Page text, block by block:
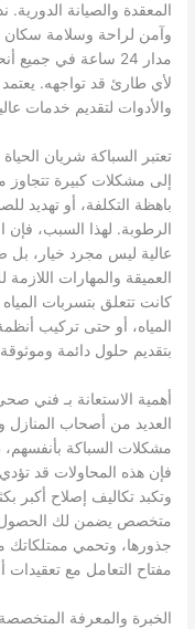
المعقدة والصيانة
وآمن لراحة وسلامة سكان
مدار 24 ساعة في جميع أنحاء
لأي طارئ قد تواجهه.
والأدوات لتقديم خدمات
تعتبر السباكة شريان
إلى مشكلات كبيرة تتجاوز
باهظة التكلفة، أو تهديد
الرطوبة. لهذا السبب، فإن
عالية ليس مجرد خيار، بل
العميقة والمهارات
كانت تتعلق بتسربات
المياه، أو حتى تركيب
بتقديم حلول دائمة
أهمية الاستعانة بـ فني
العديد من أصحاب المنازل
مشكلات السباكة
فإن هذه المحاولات قد
وتكبد تكاليف إصلاح أكبر
متخصص يضمن لك الحصول
جذورها، وتحمي ممتلكاتك
مفتاح التعامل مع تعقيدات
الخبرة والمعرفة المتخصصة